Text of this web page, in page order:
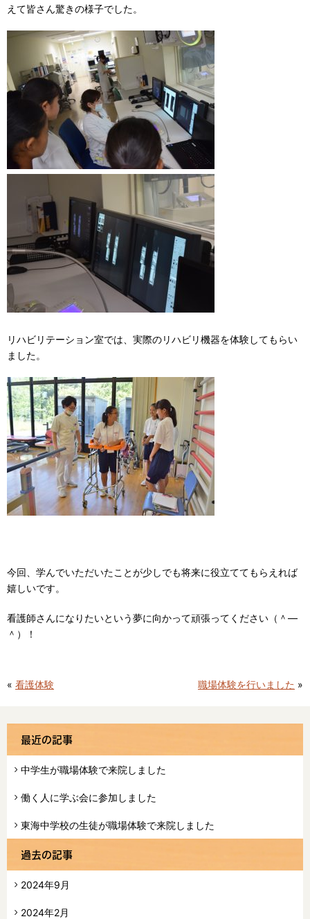
えて皆さん驚きの様子でした。
リハビリテーション室では、実際のリハビリ機器を体験してもらい
ました。
今回、学んでいただいたことが少しでも将来に役立ててもらえれば
嬉しいです。
看護師さんになりたいという夢に向かって頑張ってください（＾―
＾）！
« 看護体験 職場体験を行いました »
最近の記事
中学生が職場体験で来院しました
働く人に学ぶ会に参加しました
東海中学校の生徒が職場体験で来院しました
過去の記事
2024年9月
2024年2月